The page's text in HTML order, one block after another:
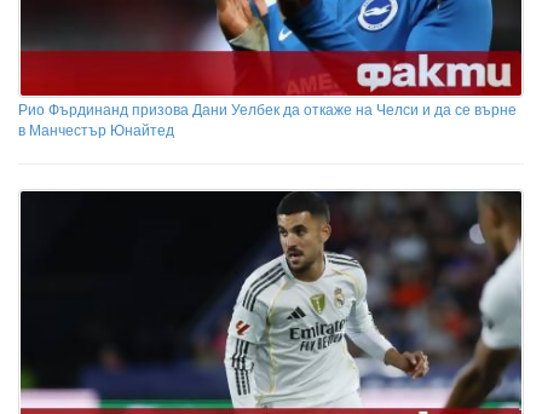
Рио Фърдинанд призова Дани Уелбек да откаже на Челси и да се върне
в Манчестър Юнайтед